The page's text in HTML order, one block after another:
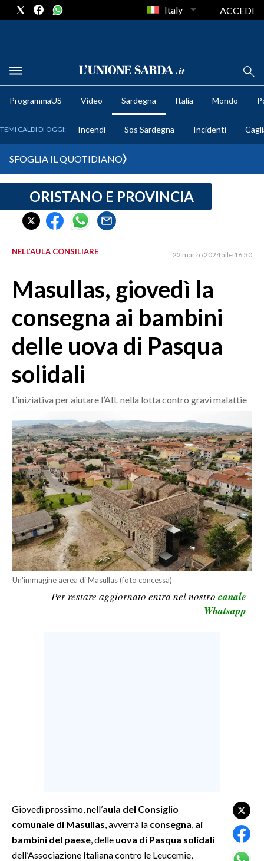
METEO
CRONACA SARDEGNA
CAGLIARI
SULCIS IGLESIENTE
ORISTANO E PROVINCIA
GALLURA
NUORO E PROVINCIA
OGLIASTRA
AGENDA
CRONACA
ITALIA
MONDO
POLITICA
ECONOMIA
SERVIZI ALLE IMPRESE
LAVORO
BANDI
SPETTACOLI
GOSSIP
Italy ACCEDI
ProgrammaUS Video Sardegna Italia Mondo
TEMI CALDI DI OGGI: Incendi Sos Sardegna Incidenti
SFOGLIA IL QUOTIDIANO
ORISTANO E PROVINCIA
NELL’AULA CONSILIARE 22 marzo 2024 alle 16:30
Masullas, giovedì la
consegna ai bambini
delle uova di Pasqua
solidali
L’iniziativa per aiutare l’AIL nella lotta contro gravi malattie
Un'immagine aerea di Masullas (foto concessa)
Per restare aggiornato entra nel nostro canale
Whatsapp
Giovedì prossimo, nell’aula del Consiglio
comunale di Masullas , avverrà la consegna ai
bambini del paese , delle uova di Pasqua solidali
dell’Associazione Italiana contro le Leucemie,